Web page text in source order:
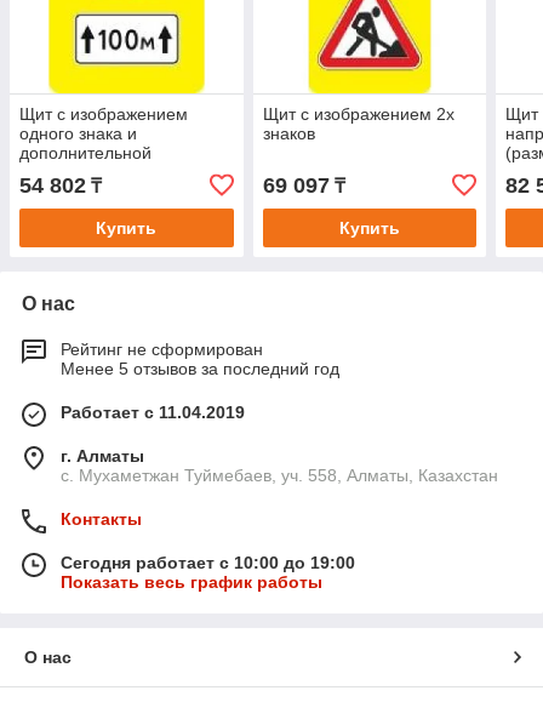
Щит с изображением
одного знака и
дополнительной
табличкой
54 802 ₸
Купить
Щит с изображением 2х
знаков
69 097₸
Купить
Щит
82
О нас
Рейтинг не сформирован
Менее 5 отзывов за последний год
Работает с 11.04.2019
г. Алматы
с. Мухаметжан Туймебаев, уч. 558, Алматы, Казахстан
Контакты
Сегодня работает с 10:00 до 19:00
Показать весь график работы
О нас